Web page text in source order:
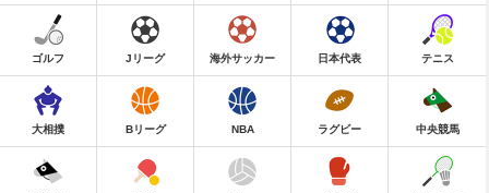
ゴルフ Jリーグ 海外サッカー 日本代表 テニス
大相撲 Bリーグ NBA ラグビー 中央競馬